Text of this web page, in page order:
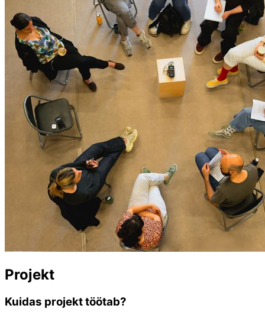
Projekt
Kuidas projekt töötab?